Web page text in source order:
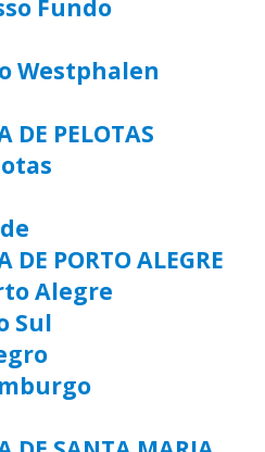
Fundo
Westphalen
DE PELOTAS
DE PORTO ALEGRE
Alegre
Sul